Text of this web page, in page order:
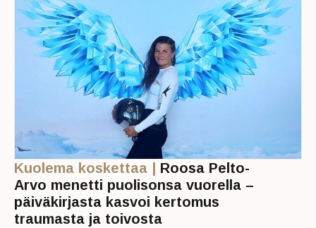
Kuolema koskettaa | Roosa Pelto-
Arvo menetti puolisonsa vuorella –
päiväkirjasta kasvoi kertomus
traumasta ja toivosta